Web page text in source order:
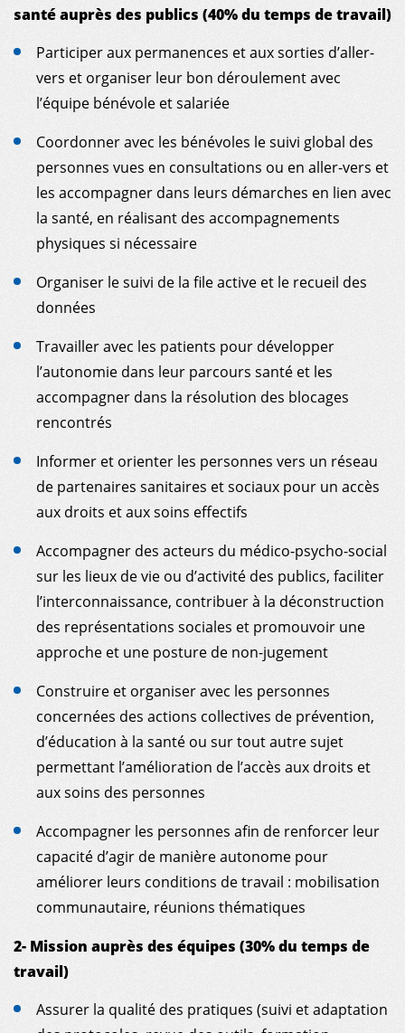
MDM
ON THE FIELD
NEWS
RESOURCES
GET INVOLVED
INTERNATIONAL NETWORK
MY DONOR ACCOUNT
santé auprès des publics (40% du temps de travail)
Participer aux permanences et aux sorties d’aller-
vers et organiser leur bon déroulement avec
l’équipe bénévole et salariée
Coordonner avec les bénévoles le suivi global des
personnes vues en consultations ou en aller-vers et
les accompagner dans leurs démarches en lien avec
la santé, en réalisant des accompagnements
physiques si nécessaire
Organiser le suivi de la file active et le recueil des
données
Travailler avec les patients pour développer
l’autonomie dans leur parcours santé et les
accompagner dans la résolution des blocages
rencontrés
Informer et orienter les personnes vers un réseau
de partenaires sanitaires et sociaux pour un accès
aux droits et aux soins effectifs
Accompagner des acteurs du médico-psycho-social
sur les lieux de vie ou d’activité des publics, faciliter
l’interconnaissance, contribuer à la déconstruction
des représentations sociales et promouvoir une
approche et une posture de non-jugement
Construire et organiser avec les personnes
concernées des actions collectives de prévention,
d’éducation à la santé ou sur tout autre sujet
permettant l’amélioration de l’accès aux droits et
aux soins des personnes
Accompagner les personnes afin de renforcer leur
capacité d’agir de manière autonome pour
améliorer leurs conditions de travail : mobilisation
communautaire, réunions thématiques
2- Mission auprès des équipes (30% du temps de
travail)
Assurer la qualité des pratiques (suivi et adaptation